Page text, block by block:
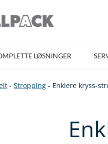
LØSNINGER
- Stropping - Enklere kryss-